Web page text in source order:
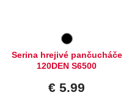
Serina hrejivé pančucháče
120DEN S6500
€ 5.99